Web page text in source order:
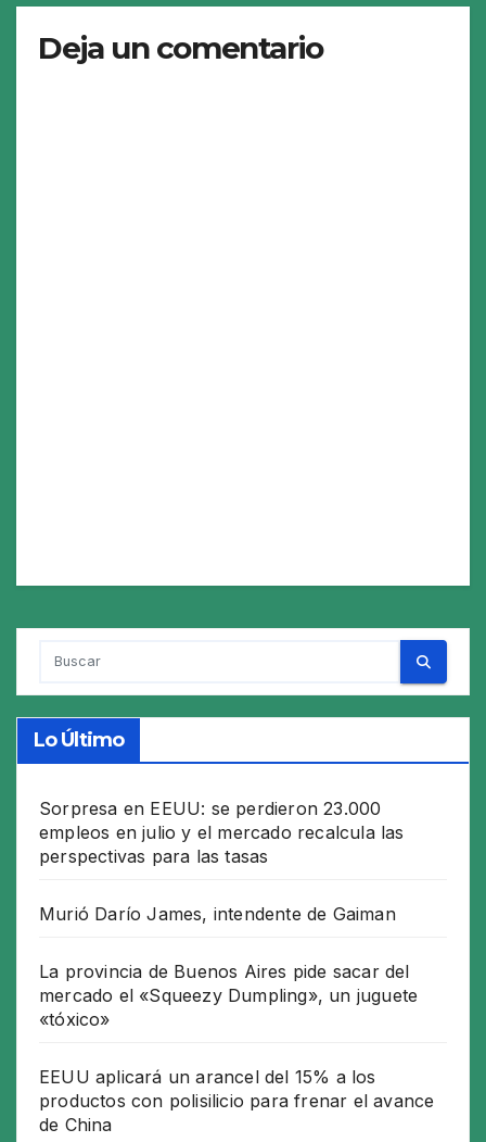
Deja un comentario
Lo Último
Sorpresa en EEUU: se perdieron 23.000
empleos en julio y el mercado recalcula las
perspectivas para las tasas
Murió Darío James, intendente de Gaiman
La provincia de Buenos Aires pide sacar del
mercado el «Squeezy Dumpling», un juguete
«tóxico»
EEUU aplicará un arancel del 15% a los
productos con polisilicio para frenar el avance
de China